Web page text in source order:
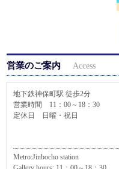
営業のご案内 Access
地下鉄神保町駅 徒歩2分
営業時間 11：00～18：30
定休日 日曜・祝日
Metro:Jinbocho station